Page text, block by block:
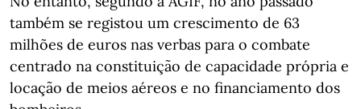
também se registou um crescimento de 63
milhões de euros nas verbas para o combate
centrado na constituição de capacidade própria e
locação de meios aéreos e no financiamento dos